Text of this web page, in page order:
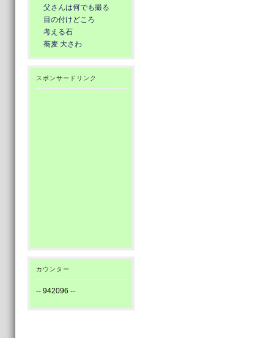
父さんは何でも撮る
目の付けどころ
考える石
蕎麦 大さわ
スポンサードリンク
カウンター
-- 942096 --